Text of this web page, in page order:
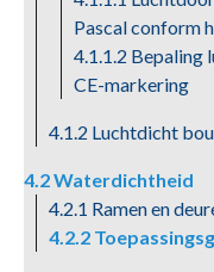
Pascal conform
4.1.1.2 Bepaling
CE-markering
4.1.2 Luchtdicht
4.2 Waterdichtheid
4.2.1 Ramen en
4.2.2